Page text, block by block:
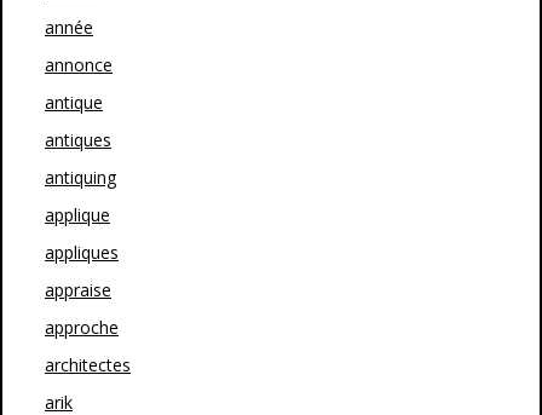
année
annonce
antique
antiques
antiquing
applique
appliques
appraise
approche
architectes
arik